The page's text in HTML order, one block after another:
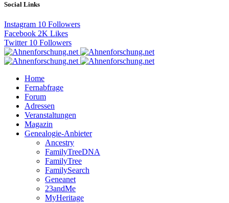
Social Links
Instagram 10 Followers
Facebook 2K Likes
Twitter 10 Followers
Home
Fernabfrage
Forum
Adressen
Veranstaltungen
Magazin
Genealogie-Anbieter
Ancestry
FamilyTreeDNA
FamilyTree
FamilySearch
Geneanet
23andMe
MyHeritage